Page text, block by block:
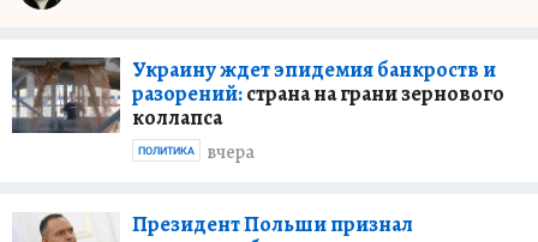
Украину ждет эпидемия банкроств и
разорений:страна на грани зернового
коллапса
вчера
ПОЛИТИКА
Президент Польши признал